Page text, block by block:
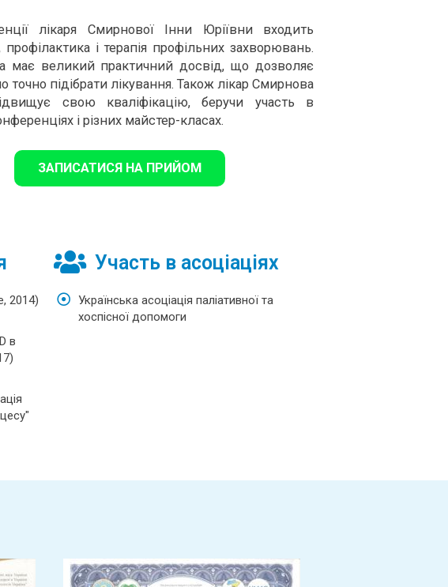
лікаря Смирнової Інни Юріївни входить
профілактика і терапія профільних захворювань.
має великий практичний досвід, що дозволяє
точно підібрати лікування. Також лікар Смирнова
свою кваліфікацію, беручи участь в
і різних майстер-класах.
ЗАПИСАТИСЯ НА ПРИЙОМ
2014)
в
Участь в асоціаціях
Українська асоціація паліативної та
хоспісної допомоги